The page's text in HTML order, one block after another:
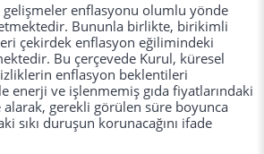
gelişmeler enflasyonu olumlu yönde
Bununla birlikte, birikimli
çekirdek enflasyon eğilimindeki
Bu çerçevede Kurul, küresel
enflasyon beklentileri
enerji ve işlenmemiş gıda fiyatlarındaki
alarak, gerekli görülen süre boyunca
sıkı duruşun korunacağını ifade